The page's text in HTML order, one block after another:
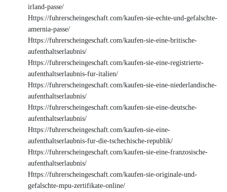
irland-passe/
Https://fuhrerscheingeschaft.com/kaufen-sie-echte-und-gefalschte-
amernia-passe/
Https://fuhrerscheingeschaft.com/kaufen-sie-eine-britische-
aufenthaltserlaubnis/
Https://fuhrerscheingeschaft.com/kaufen-sie-eine-registrierte-
aufenthaltserlaubnis-fur-italien/
Https://fuhrerscheingeschaft.com/kaufen-sie-eine-niederlandische-
aufenthaltserlaubnis/
Https://fuhrerscheingeschaft.com/kaufen-sie-eine-deutsche-
aufenthaltserlaubnis/
Https://fuhrerscheingeschaft.com/kaufen-sie-eine-
aufenthaltserlaubnis-fur-die-tschechische-republik/
Https://fuhrerscheingeschaft.com/kaufen-sie-eine-franzosische-
aufenthaltserlaubnis/
Https://fuhrerscheingeschaft.com/kaufen-sie-originale-und-
gefalschte-mpu-zertifikate-online/